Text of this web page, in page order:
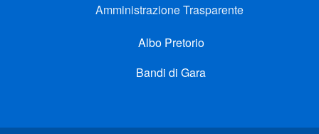
Amministrazione Trasparente
Albo Pretorio
Bandi di Gara